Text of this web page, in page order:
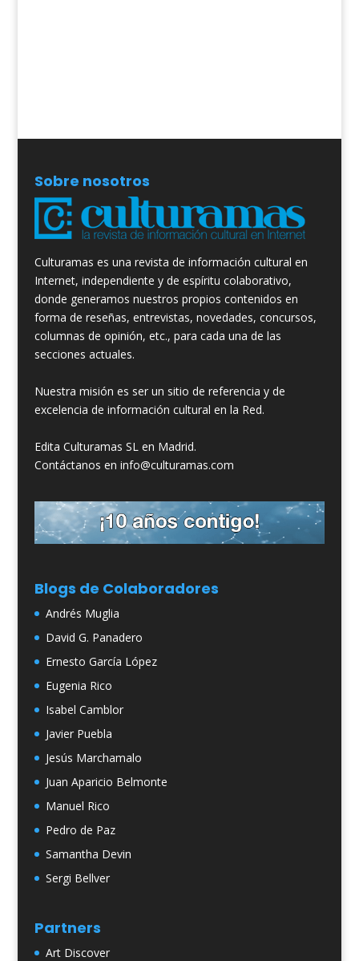
Sobre nosotros
Culturamas es una revista de información cultural en
Internet, independiente y de espíritu colaborativo,
donde generamos nuestros propios contenidos en
forma de reseñas, entrevistas, novedades, concursos,
columnas de opinión, etc., para cada una de las
secciones actuales.
Nuestra misión es ser un sitio de referencia y de
excelencia de información cultural en la Red.
Edita Culturamas SL en Madrid.
Contáctanos en info@culturamas.com
Blogs de Colaboradores
Andrés Muglia
David G. Panadero
Ernesto García López
Eugenia Rico
Isabel Camblor
Javier Puebla
Jesús Marchamalo
Juan Aparicio Belmonte
Manuel Rico
Pedro de Paz
Samantha Devin
Sergi Bellver
Partners
Art Discover